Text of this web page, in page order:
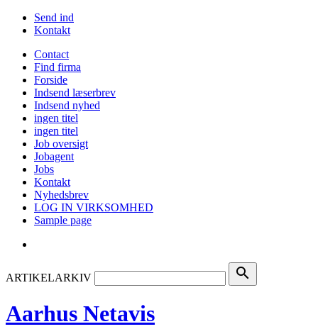
Send ind
Kontakt
Contact
Find firma
Forside
Indsend læserbrev
Indsend nyhed
ingen titel
ingen titel
Job oversigt
Jobagent
Jobs
Kontakt
Nyhedsbrev
LOG IN VIRKSOMHED
Sample page
ARTIKELARKIV search
Aarhus Netavis